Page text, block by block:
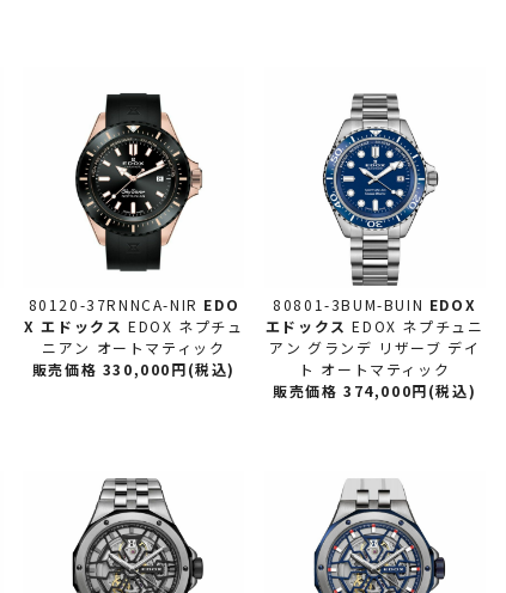
80120-37RNNCA-NIR EDO
X エドックス EDOX ネプチュ
ニアン オートマティック
販売価格 330,000円(税込)
80801-3BUM-BUIN EDOX
エドックス EDOX ネプチュニ
アン グランデ リザーブ デイ
ト オートマティック
販売価格 374,000円(税込)